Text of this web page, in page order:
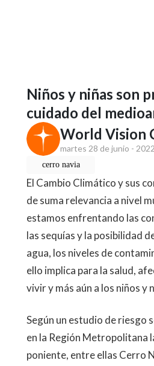
Niños y niñas son
cuidado del
World Vision
martes 28 de junio - 2022
cerro navia
El Cambio Climático y sus
desuma relevancia a nivel
estamos enfrentando las
las sequías y la posibilidad
agua, los niveles de
ello implica para la salud,
vivir y más aún a los niños y
Según un estudio de riesgo
en la Región Metropolitana
poniente, entre ellas Cerro